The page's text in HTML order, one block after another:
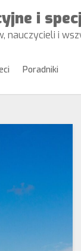
i
nauczycieli i
Poradniki